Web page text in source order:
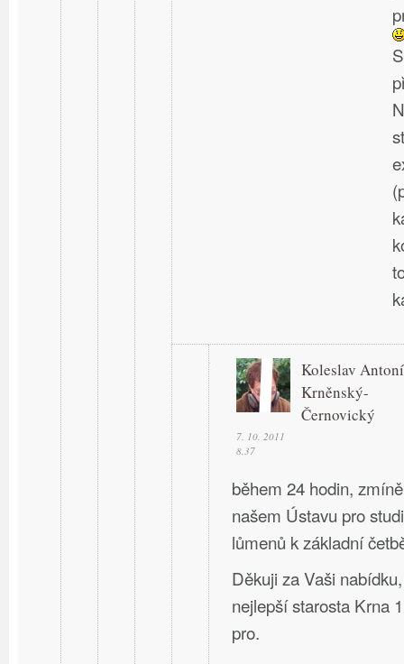
Koleslav
Krněnský-
Černovický
7. 10. 2011
8.37
během 24 hodin,
našem Ústavu pro
lůmenů k základní
Děkuji za Vaši
nejlepší starosta Krna
pro.